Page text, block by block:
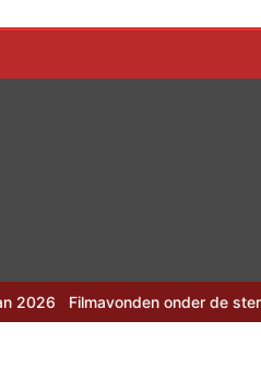
onder de sterren: bouw je